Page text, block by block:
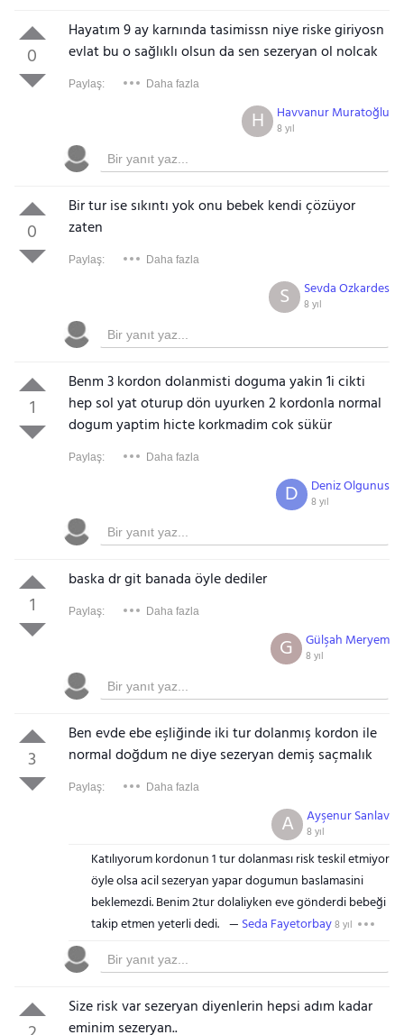
0
Hayatım 9 ay karnında tasimissn niye riske giriyosn
evlat bu o sağlıklı olsun da sen sezeryan ol nolcak
Paylaş: Daha fazla
Havvanur Muratoğlu
8 yıl
H
0
Bir tur ise sıkıntı yok onu bebek kendi çözüyor
zaten
Paylaş: Daha fazla
Sevda Ozkardes
8 yıl
S
1
Benm 3 kordon dolanmisti doguma yakin 1i cikti
hep sol yat oturup dön uyurken 2 kordonla normal
dogum yaptim hicte korkmadim cok sükür
Paylaş: Daha fazla
Deniz Olgunus
8 yıl
D
1
baska dr git banada öyle dediler
Paylaş: Daha fazla
Gülşah Meryem
8 yıl
G
3
Ben evde ebe eşliğinde iki tur dolanmış kordon ile
normal doğdum ne diye sezeryan demiş saçmalık
Paylaş: Daha fazla
Ayşenur Sanlav
8 yıl
A
Katılıyorum kordonun 1 tur dolanması risk teskil etmiyor
öyle olsa acil sezeryan yapar dogumun baslamasini
beklemezdi. Benim 2tur dolaliyken eve gönderdi bebeği
takip etmen yeterli dedi.
Seda Fayetorbay8 yıl
Size risk var sezeryan diyenlerin hepsi adım kadar
eminim sezeryan..